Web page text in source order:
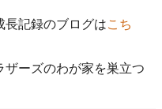
長記録のブログはこち
ザーズのわが家を巣立つ